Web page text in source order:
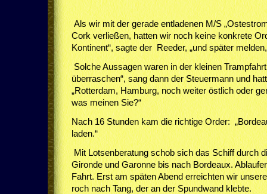
Als wir mit der gerade entladenen M/S
Cork verließen, hatten wir noch keine konkrete
Kontinent“, sagte der Reeder, „und später
Solche Aussagen waren in der kleinen
überraschen“, sang dann der Steuermann und
„Rotterdam, Hamburg, noch weiter östlich oder
was meinen Sie?“
Nach 16 Stunden kam die richtige Order:
laden.“
Mit Lotsenberatung schob sich das Schiff durch
Gironde und Garonne bis nach Bordeaux.
Fahrt. Erst am späten Abend erreichten wir
roch nach Tang, der an der Spundwand klebte.